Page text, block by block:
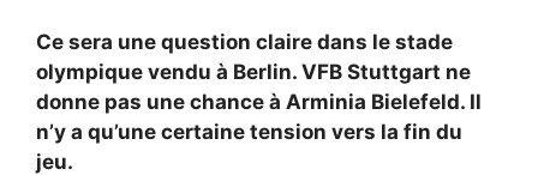
Ce sera une question claire dans le stade
olympique vendu à Berlin. VFB Stuttgart ne
donne pas une chance à Arminia Bielefeld. Il
n’y a qu’une certaine tension vers la fin du
jeu.